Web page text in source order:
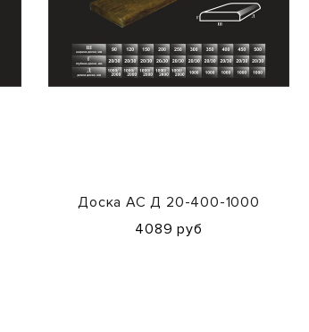
Доска АС Д 20-400-1000
4089 руб